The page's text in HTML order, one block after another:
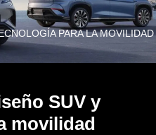
PARA LA MOVILIDAD
SUV y
movilidad